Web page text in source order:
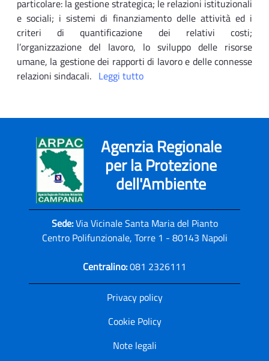
particolare: la gestione strategica; le relazioni istituzionali
e sociali; i sistemi di finanziamento delle attività ed i
criteri di quantificazione dei relativi costi;
l’organizzazione del lavoro, lo sviluppo delle risorse
umane, la gestione dei rapporti di lavoro e delle connesse
relazioni sindacali. Leggi tutto
Agenzia Regionale
per la Protezione
dell'Ambiente
Sede:Via Vicinale Santa Maria del Pianto
Centro Polifunzionale, Torre 1 - 80143 Napoli
Centralino:081 2326111
Privacy policy
Cookie Policy
Note legali